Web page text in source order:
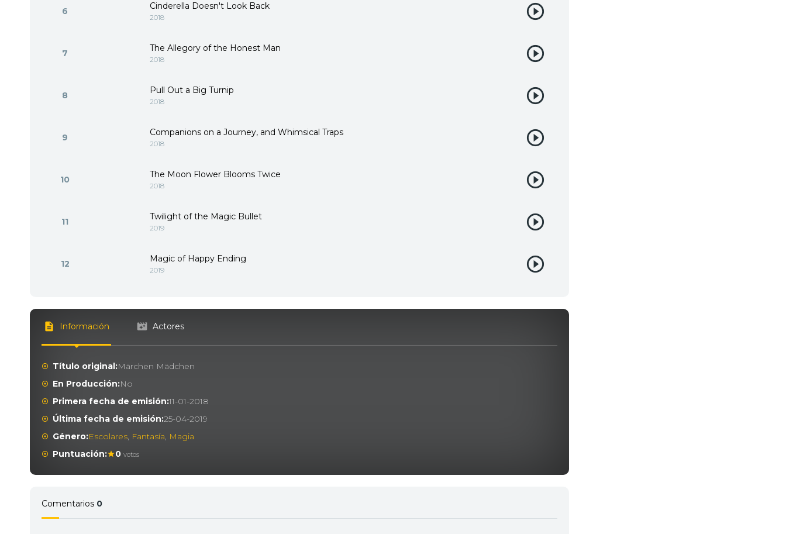
6 Cinderella Doesn't Look Back
2018
7 The Allegory of the Honest Man
2018
8 Pull Out a Big Turnip
2018
9 Companions on a Journey, and Whimsical Traps
2018
10 The Moon Flower Blooms Twice
2018
11 Twilight of the Magic Bullet
2019
12 Magic of Happy Ending
2019
Información Actores
Título original:Märchen Mädchen
En Producción:No
Primera fecha de emisión:11-01-2018
Última fecha de emisión:25-04-2019
Género:Escolares, Fantasía, Magia
Puntuación:
0 votos
Comentarios 0